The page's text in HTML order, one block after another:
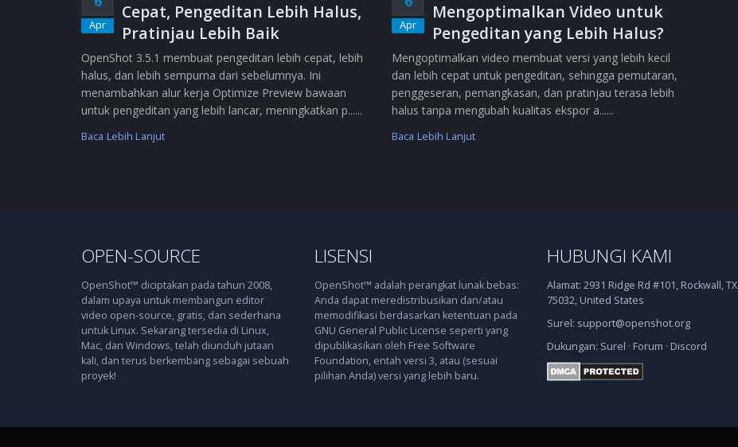
Apr
Cepat, Pengeditan Lebih Halus,
Pratinjau Lebih Baik
OpenShot 3.5.1 membuat pengeditan lebih cepat, lebih
halus, dan lebih sempurna dari sebelumnya. Ini
menambahkan alur kerja Optimize Preview bawaan
untuk pengeditan yang lebih lancar, meningkatkan p......
Baca Lebih Lanjut
Apr
Mengoptimalkan Video untuk
Pengeditan yang Lebih Halus?
Mengoptimalkan video membuat versi yang lebih kecil
dan lebih cepat untuk pengeditan, sehingga pemutaran,
penggeseran, pemangkasan, dan pratinjau terasa lebih
halus tanpa mengubah kualitas ekspor a......
Baca Lebih Lanjut
OPEN-SOURCE
OpenShot™ diciptakan pada tahun 2008,
dalam upaya untuk membangun editor
video open-source, gratis, dan sederhana
untuk Linux. Sekarang tersedia di Linux,
Mac, dan Windows, telah diunduh jutaan
kali, dan terus berkembang sebagai sebuah
proyek!
LISENSI
OpenShot™ adalah perangkat lunak bebas:
Anda dapat meredistribusikan dan/atau
memodifikasi berdasarkan ketentuan pada
GNU General Public License seperti yang
dipublikasikan oleh Free Software
Foundation, entah versi 3, atau (sesuai
pilihan Anda) versi yang lebih baru.
HUBUNGI KAMI
Alamat: 2931 Ridge Rd #101, Rockwall, TX
75032, United States
Surel: support@openshot.org
Dukungan: Surel · Forum · Discord